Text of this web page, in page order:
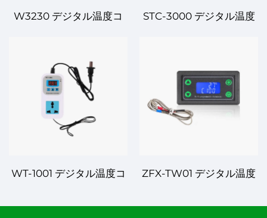
W3230 デジタル温度コ
STC-3000 デジタル温度
ョン向けの高精度温度制
御装置
WT-1001 デジタル温度コ
リケーション向けの精密
ZFX-TW01 デジタル温度
よび家庭用の精密制御